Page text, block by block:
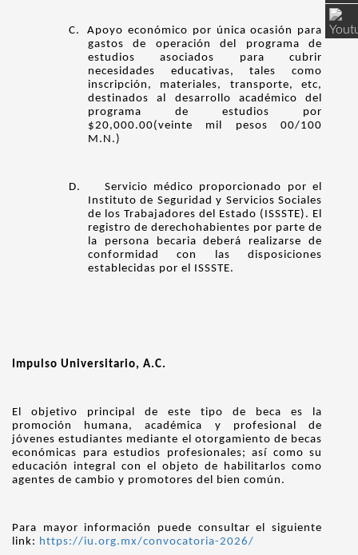
C.
Apoyo económico por única ocasión para
gastos de operación del programa de
estudios asociados para cubrir
necesidades educativas, tales como
inscripción, materiales, transporte, etc,
destinados al desarrollo académico del
programa de estudios por
$20,000.00(veinte mil pesos 00/100
M.N.)
D. Servicio médico proporcionado por el
Instituto de Seguridad y Servicios Sociales
de los Trabajadores del Estado (ISSSTE). El
registro de derechohabientes por parte de
la persona becaria deberá realizarse de
conformidad con las disposiciones
establecidas por el ISSSTE.
Impulso Universitario, A.C.
El objetivo principal de este tipo de beca es la
promoción humana, académica y profesional de
jóvenes estudiantes mediante el otorgamiento de becas
económicas para estudios profesionales; así como su
educación integral con el objeto de habilitarlos como
agentes de cambio y promotores del bien común.
Para mayor información puede consultar el siguiente
link: https://iu.org.mx/convocatoria-2026/